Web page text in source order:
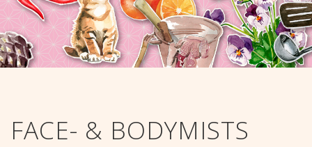
FACE- & BODYMISTS